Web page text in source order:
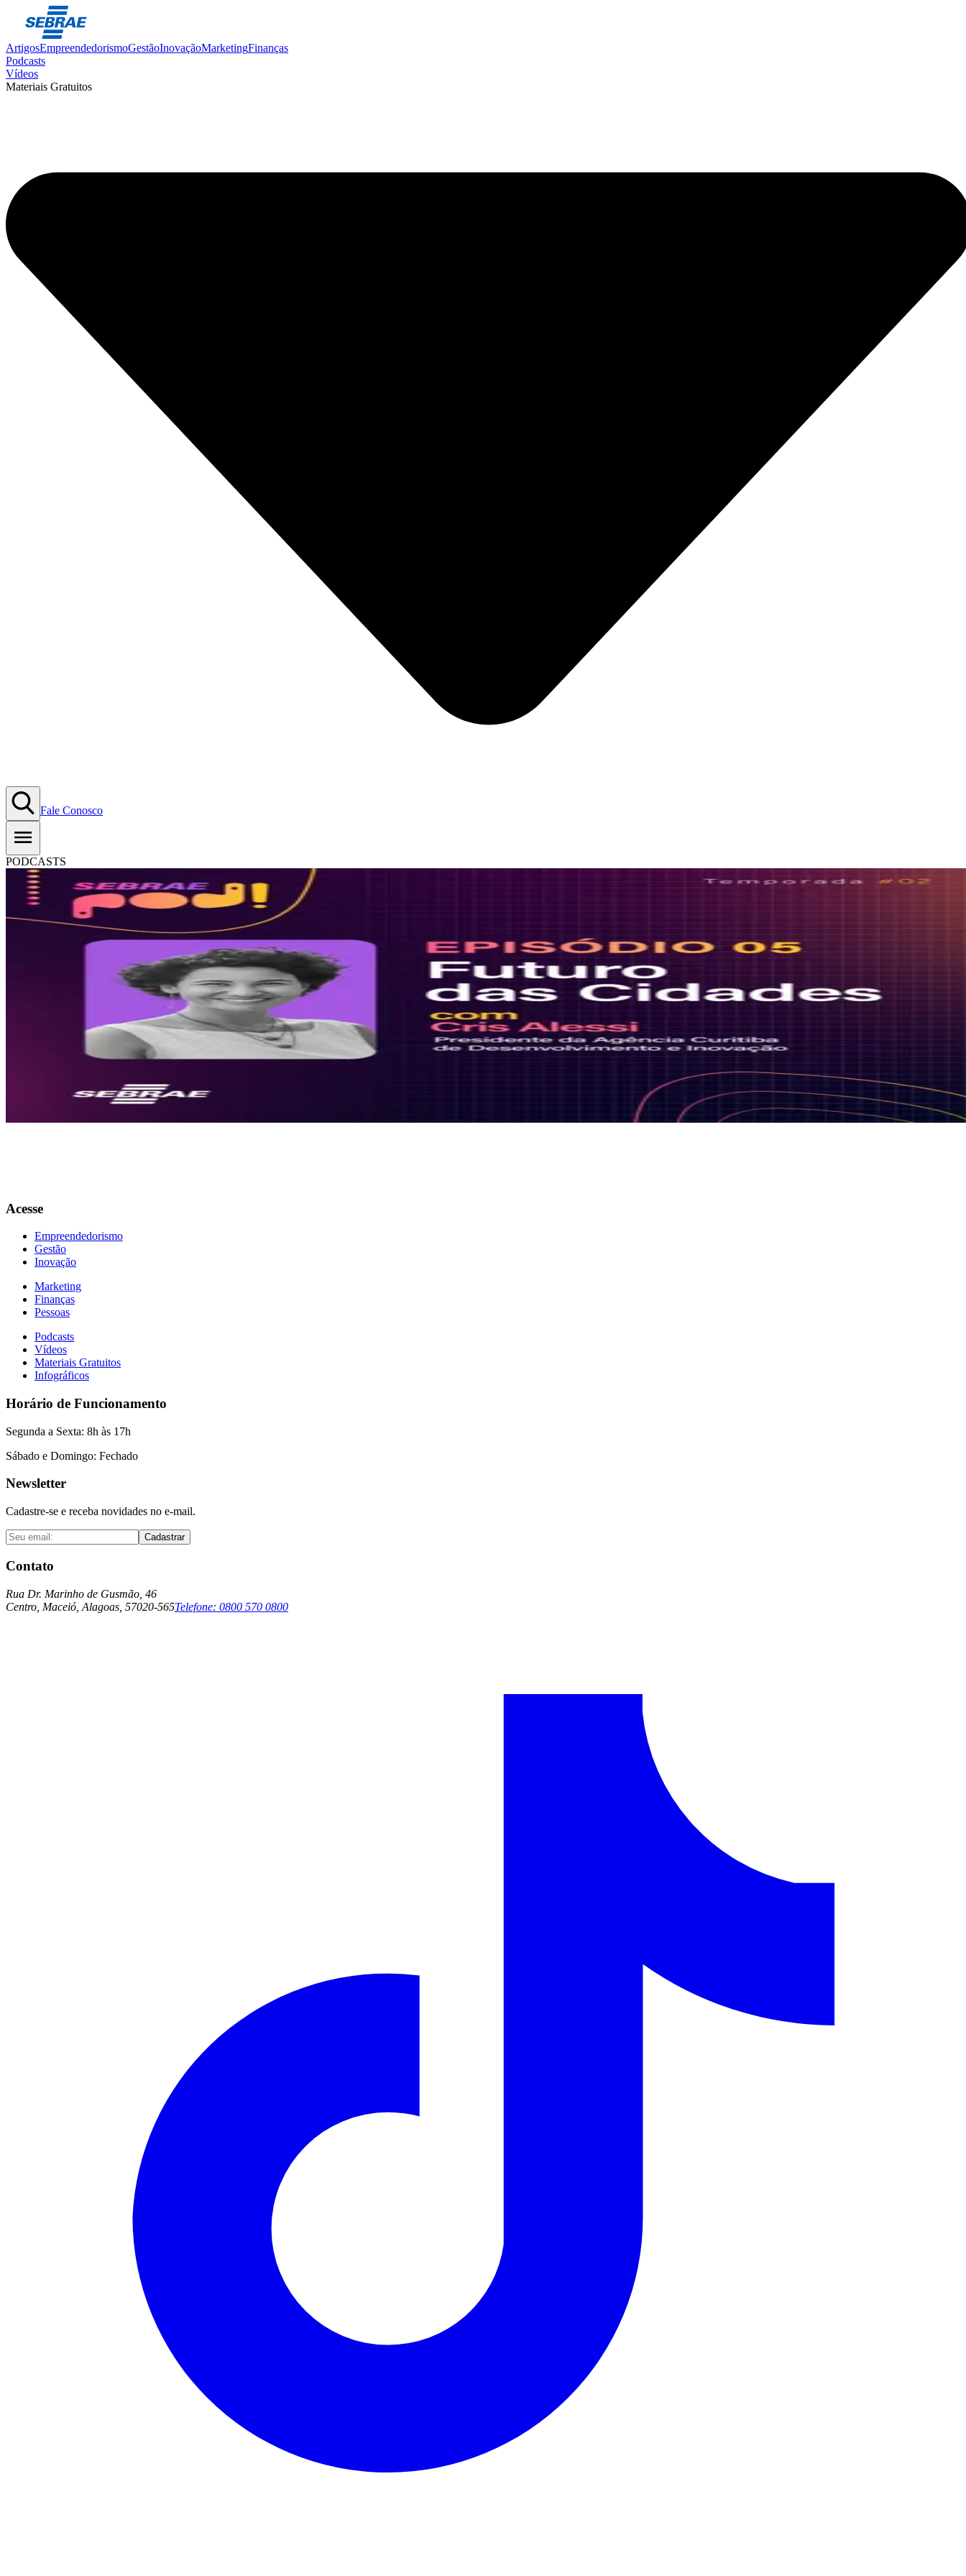
ArtigosEmpreendedorismoGestãoInovaçãoMarketingFinanças
Podcasts
Vídeos
Materiais Gratuitos
Fale Conosco
PODCASTS
#T02EP05: O futuro das cidades &#8211; Com Cris Alessi
WhatsApp
No quinto episódio, Vinicius Lages, o diretor técnico do Sebrae Alagoas, recebe Cris Alessi, presidente da Agência Curitiba de Desenvolvimento e Inovação, para falar sobre a construção de ecossistemas de
inovação e novas políticas de planejamento urbano, com foco em humanização, igualdade e inclusão. Ouça o episódio e entenda como evoluir as cidades em direção a um futuro emergente.
Acesse
Empreendedorismo
Gestão
Inovação
Marketing
Finanças
Pessoas
Podcasts
Vídeos
Materiais Gratuitos
Infográficos
Horário de Funcionamento
Segunda a Sexta: 8h às 17h
Sábado e Domingo: Fechado
Newsletter
Cadastre-se e receba novidades no e-mail.
Cadastrar
Contato
Rua Dr. Marinho de Gusmão, 46
Centro, Maceió, Alagoas, 57020-565Telefone: 0800 570 0800